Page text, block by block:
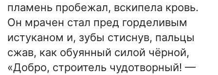
пламень пробежал, вскипела кровь.
Он мрачен стал пред горделивым
истуканом и, зубы стиснув, пальцы
сжав, как обуянный силой чёрной,
«Добро, строитель чудотворный! —